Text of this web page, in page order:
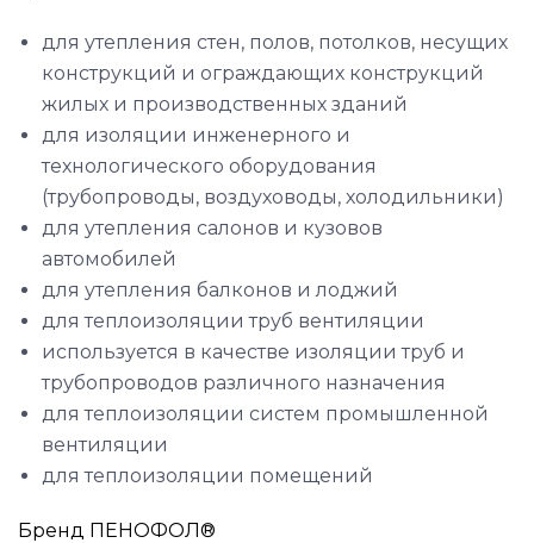
для утепления стен, полов, потолков, несущих
конструкций и ограждающих конструкций
жилых и производственных зданий
для изоляции инженерного и
технологического оборудования
(трубопроводы, воздуховоды, холодильники)
для утепления салонов и кузовов
автомобилей
для утепления балконов и лоджий
для теплоизоляции труб вентиляции
используется в качестве изоляции труб и
трубопроводов различного назначения
для теплоизоляции систем промышленной
вентиляции
для теплоизоляции помещений
Бренд ПЕНОФОЛ®